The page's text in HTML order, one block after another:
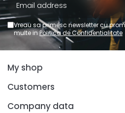
Vreau sa primesc newsletter cu
multe inPolitica de Confidentialitate
My shop
Customers
Company data